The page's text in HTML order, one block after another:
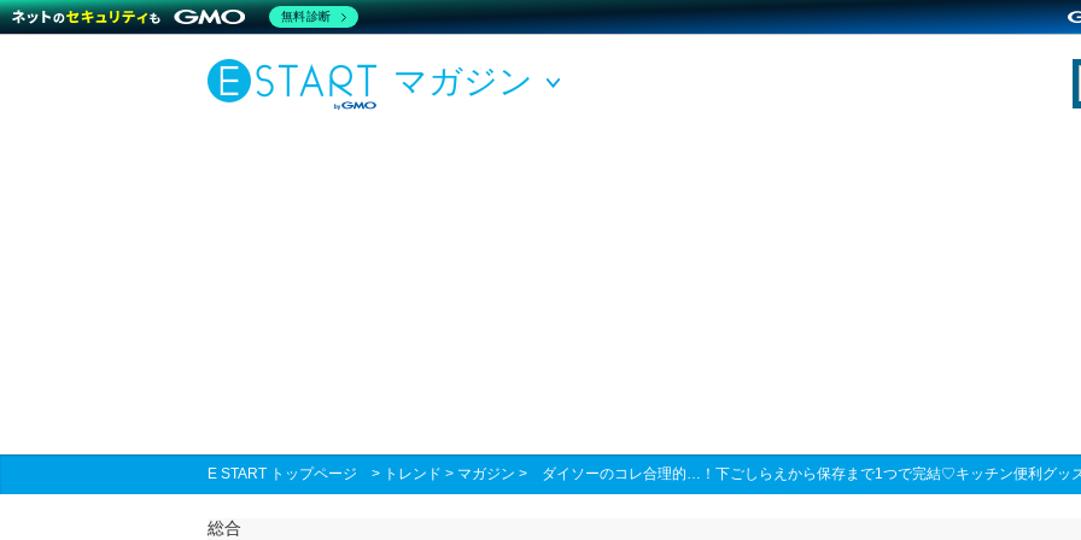
マガジン
E START トップページ > トレンド > マガジン > ダイソーのコレ合理的…！下ごしらえから保存まで1つで完結♡キッチン便利グッ
総合
無料診断